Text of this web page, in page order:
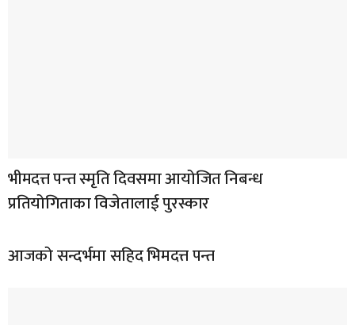
भीमदत्त पन्त स्मृति दिवसमा आयोजित निबन्ध
प्रतियोगिताका विजेतालाई पुरस्कार
आजको सन्दर्भमा सहिद भिमदत्त पन्त